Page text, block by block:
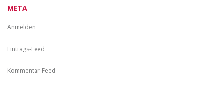
META
Anmelden
Eintrags-Feed
Kommentar-Feed